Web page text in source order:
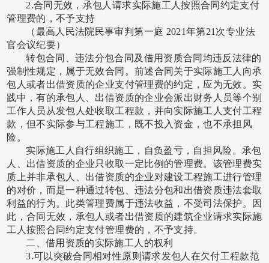
2.合同无效，承包人请求实际施工人按照合同约定支付
管理费的，不予支持
（最高人民法院民事审判第一庭 2021年第21次专业法
官会议纪要）
转包合同、违法分包合同及借用资质合同均违反法律的
强制性规定，属于无效合同。前述合同关于实际施工人向承
包人或者出借资质的企业支付管理费的约定，应为无效。实
践中，有的承包人、出借资质的企业会派出财务人员等个别
工作人员从发包人处收取工程款，并向实际施工人支付工程
款，但不实际参与工程施工，既不投入资金，也不承担风
险。
实际施工人自行组织施工，自负盈亏，自担风险。承包
人、出借资质的企业只收取一定比例的管理费。该管理费实
质上并非承包人、出借资质的企业对建设工程施工进行管理
的对价，而是一种通过转包、违法分包和出借资质违法套取
利益的行为。此类管理费属于违法收益，不受司法保护。因
此，合同无效，承包人或者出借资质的建筑企业请求实际施
工人按照合同约定支付管理费的，不予支持。
二、借用资质的实际施工人的权利
3.可以突破合同相对性原则请求发包人在欠付工程款范